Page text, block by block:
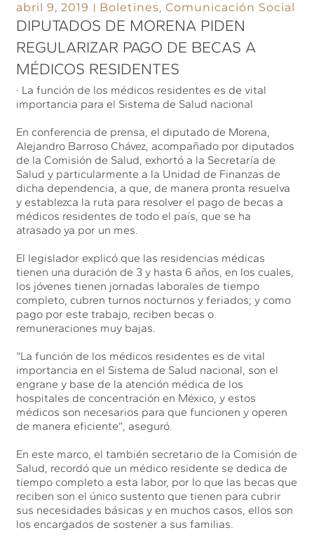
abril 9, 2019 Boletines,Comunicación Social
DIPUTADOS DE MORENA PIDEN
REGULARIZAR PAGO DE BECAS A
MÉDICOS RESIDENTES
· La función de los médicos residentes es de vital
importancia para el Sistema de Salud nacional
En conferencia de prensa, el diputado de Morena,
Alejandro Barroso Chávez, acompañado por diputados
de la Comisión de Salud, exhortó a la Secretaría de
Salud y particularmente a la Unidad de Finanzas de
dicha dependencia, a que, de manera pronta resuelva
y establezca la ruta para resolver el pago de becas a
médicos residentes de todo el país, que se ha
atrasado ya por un mes.
El legislador explicó que las residencias médicas
tienen una duración de 3 y hasta 6 años, en los cuales,
los jóvenes tienen jornadas laborales de tiempo
completo, cubren turnos nocturnos y feriados; y como
pago por este trabajo, reciben becas o
remuneraciones muy bajas.
“La función de los médicos residentes es de vital
importancia en el Sistema de Salud nacional, son el
engrane y base de la atención médica de los
hospitales de concentración en México, y estos
médicos son necesarios para que funcionen y operen
de manera eficiente”, aseguró.
En este marco, el también secretario de la Comisión de
Salud, recordó que un médico residente se dedica de
tiempo completo a esta labor, por lo que las becas que
reciben son el único sustento que tienen para cubrir
sus necesidades básicas y en muchos casos, ellos son
los encargados de sostener a sus familias.